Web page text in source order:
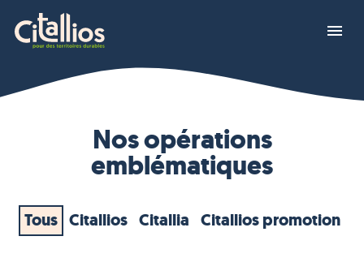
Nos opérations
emblématiques
Tous Citallios Citallia Citallios promotion